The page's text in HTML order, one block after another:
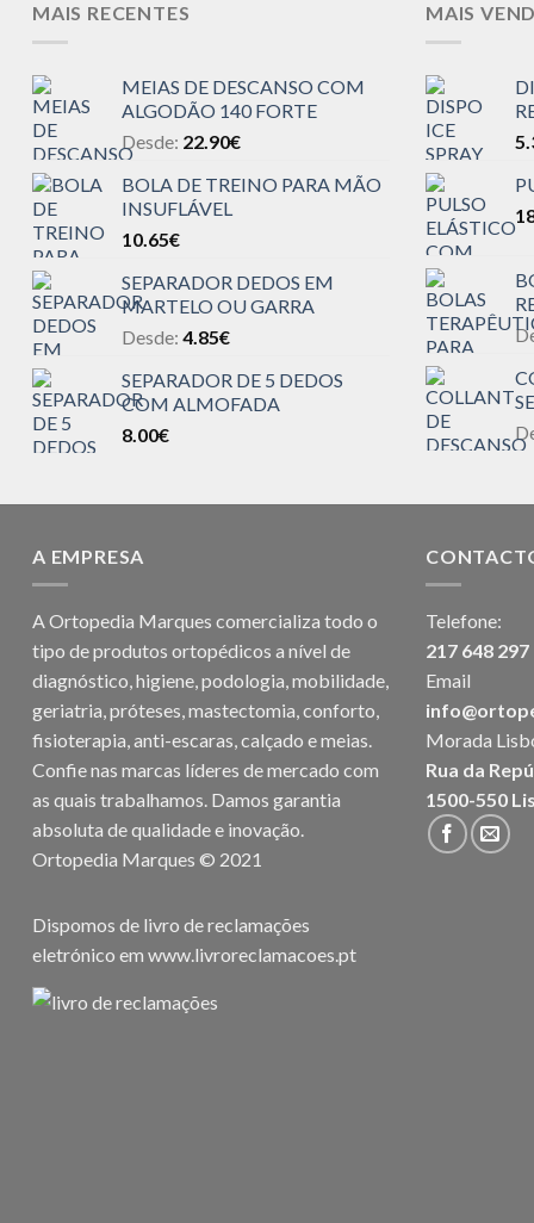
MAIS RECENTES
MEIAS DE DESCANSO COM
ALGODÃO 140 FORTE
Desde: 22.90€
BOLA DE TREINO PARA MÃO
INSUFLÁVEL
10.65€
SEPARADOR DEDOS EM
MARTELO OU GARRA
Desde: 4.85€
SEPARADOR DE 5 DEDOS
COM ALMOFADA
8.00€
MAIS
A EMPRESA
A Ortopedia Marques comercializa todo o
tipo de produtos ortopédicos a nível de
diagnóstico, higiene, podologia, mobilidade,
geriatria, próteses, mastectomia, conforto,
fisioterapia, anti-escaras, calçado e meias.
Confie nas marcas líderes de mercado com
as quais trabalhamos. Damos garantia
absoluta de qualidade e inovação.
Ortopedia Marques © 2021
Dispomos de livro de reclamações
eletrónico em www.livroreclamacoes.pt
Telefone:
217 648 297
Email
Morada
Rua da
1500-550